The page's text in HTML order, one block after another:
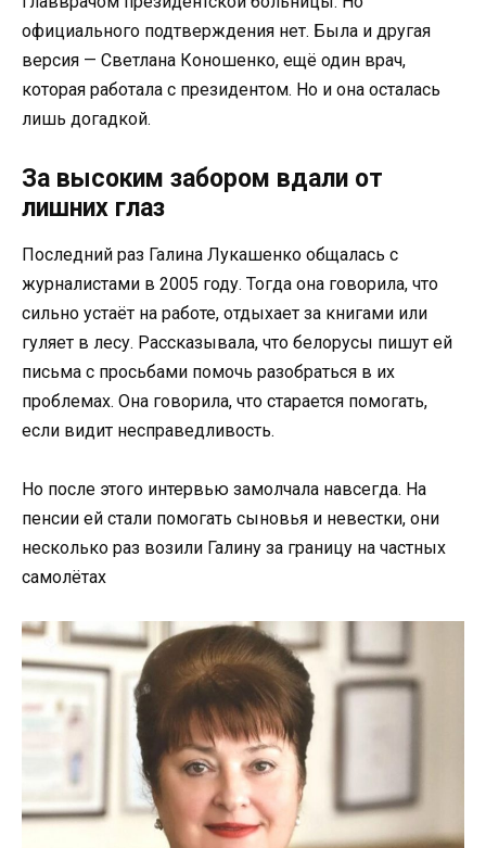
официального подтверждения нет. Была и другая
версия — Светлана Коношенко, ещё один врач,
которая работала с президентом. Но и она осталась
лишь догадкой.
За высоким забором вдали от
лишних глаз
Последний раз Галина Лукашенко общалась с
журналистами в 2005 году. Тогда она говорила, что
сильно устаёт на работе, отдыхает за книгами или
гуляет в лесу. Рассказывала, что белорусы пишут ей
письма с просьбами помочь разобраться в их
проблемах. Она говорила, что старается помогать,
если видит несправедливость.
Но после этого интервью замолчала навсегда. На
пенсии ей стали помогать сыновья и невестки, они
несколько раз возили Галину за границу на частных
самолётах